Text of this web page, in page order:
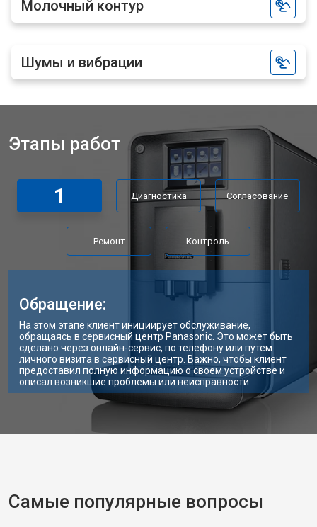
Молочный контур
Шумы и вибрации
Этапы работ
1 Диагностика Согласование
Ремонт Контроль
Обращение:
На этом этапе клиент инициирует обслуживание,
обращаясь в сервисный центр Panasonic. Это может быть
сделано через онлайн-сервис, по телефону или путем
личного визита в сервисный центр. Важно, чтобы клиент
предоставил полную информацию о своем устройстве и
описал возникшие проблемы или неисправности.
Самые популярные вопросы